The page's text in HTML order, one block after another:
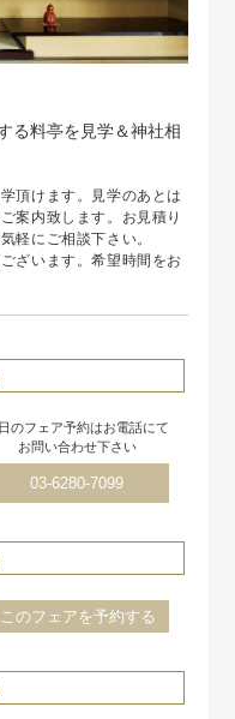
る料亭を見学＆神社相
頂けます。見学のあとは
案内致します。お見積り
軽にご相談下さい。
ざいます。希望時間をお
のフェア予約はお電話にて
お問い合わせ下さい
03-6280-7099
このフェアを予約する